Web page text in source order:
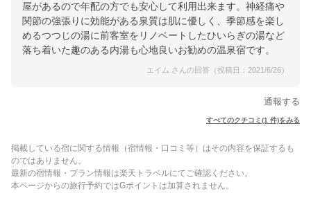
屋があるので年配の方でも安心して利用出来ます。神経痛や
関節の強張りに効能がある泉質は肌に優しく、季節感を楽し
めるつつじの湯に前客室をリノベートしたひいらぎの湯など
落ち着いた趣のある内湯も心地良いお勧めの温泉宿です。
エイム さんの回答（投稿日：2021/6/26）
通報する
すべてのクチコミ(1 件)をみる
掲載している宿に関する情報（宿情報・口コミ等）はその内容を保証するも
のではありません。
最新の宿情報・プラン情報は楽天トラベルにてご確認ください。
本ページからの旅行予約ではGポイントは加算されません。